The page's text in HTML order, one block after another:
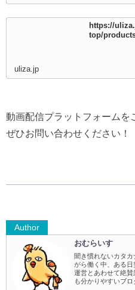
https://
top/
uliza.jp
動画配信プラットフォームを
ぜひお問い合わせください！
Author
おむらいす
聞き慣れないカタ
がら働く中、ある日
運営とあわせて絶
も分かりやすいブロ